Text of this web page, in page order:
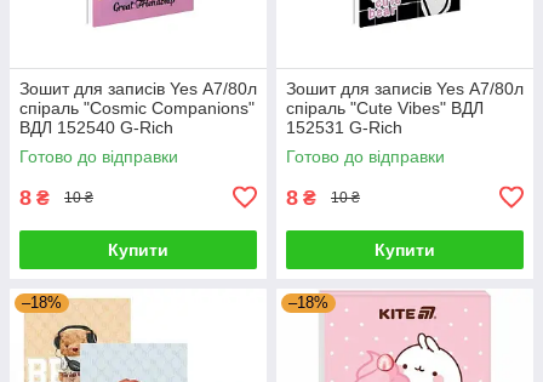
Зошит для записів Yes А7/80л
спіраль "Cosmic Companions"
ВДЛ 152540 G-Rich
Готово до відправки
8 ₴ 10 ₴
Купити
Зошит для записів Yes А7/80л
спіраль "Cute Vibes" ВДЛ
152531 G-Rich
Готово до відправки
8 ₴ 10 ₴
Купити
–18% –18%